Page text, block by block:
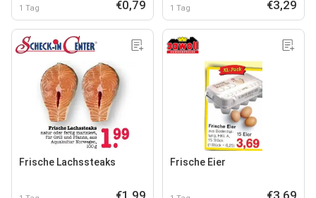
1 Tag €0,79 1 Tag €3,29
Frische Lachssteaks
€1,99
Frische Eier
€3,69